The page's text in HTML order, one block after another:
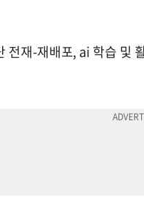
전재-재배포, ai 학습 및